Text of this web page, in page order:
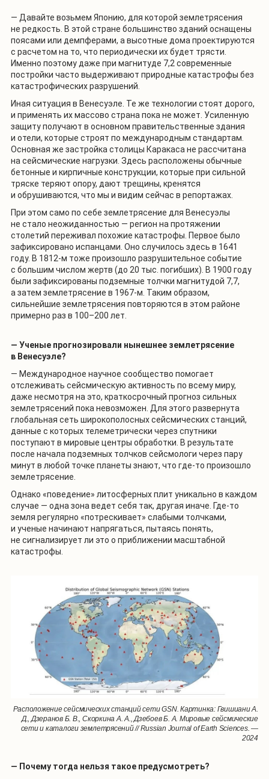
— Давайте возьмем Японию, для которой землетрясения
не редкость. В этой стране большинство зданий оснащены
поясами или демпферами, а высотные дома проектируются
с расчетом на то, что периодически их будет трясти.
Именно поэтому даже при магнитуде 7,2 современные
постройки часто выдерживают природные катастрофы без
катастрофических разрушений.
Иная ситуация в Венесуэле. Те же технологии стоят дорого,
и применять их массово страна пока не может. Усиленную
защиту получают в основном правительственные здания
и отели, которые строят по международным стандартам.
Основная же застройка столицы Каракаса не рассчитана
на сейсмические нагрузки. Здесь расположены обычные
бетонные и кирпичные конструкции, которые при сильной
тряске теряют опору, дают трещины, кренятся
и обрушиваются, что мы и видим сейчас в репортажах.
При этом само по себе землетрясение для Венесуэлы
не стало неожиданностью — регион на протяжении
столетий переживал похожие катастрофы. Первое было
зафиксировано испанцами. Оно случилось здесь в 1641
году. В 1812-м тоже произошло разрушительное событие
с большим числом жертв (до 20 тыс. погибших). В 1900 году
были зафиксированы подземные толчки магнитудой 7,7,
а затем землетрясение в 1967-м. Таким образом,
сильнейшие землетрясения повторяются в этом районе
примерно раз в 100–200 лет.
— Ученые прогнозировали нынешнее землетрясение
в Венесуэле?
— Международное научное сообщество помогает
отслеживать сейсмическую активность по всему миру,
даже несмотря на это, краткосрочный прогноз сильных
землетрясений пока невозможен. Для этого развернута
глобальная сеть широкополосных сейсмических станций,
данные с которых телеметрически через спутники
поступают в мировые центры обработки. В результате
после начала подземных толчков сейсмологи через пару
минут в любой точке планеты знают, что где-то произошло
землетрясение.
Однако «поведение» литосферных плит уникально в каждом
случае — одна зона ведет себя так, другая иначе. Где-то
земля регулярно «потрескивает» слабыми толчками,
и ученые начинают напрягаться, пытаясь понять,
не сигнализирует ли это о приближении масштабной
катастрофы.
Расположение сейсмических станций сети GSN. Картинка: Гвишиани А.
Д., Дзеранов Б. В., Скоркина А. А., Дзебоев Б. А. Мировые сейсмические
сети и каталоги землетрясений // Russian Journal of Earth Sciences. —
2024
— Почему тогда нельзя такое предусмотреть?